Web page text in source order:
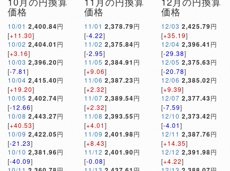
価格
10/01 2,400.84円
[+11.30]
10/02 2,404.01 円
[+3.16]
10/03 2,396.20円
[-7.81]
10/04 2,415.40円
[+19.20]
10/05 2,402.74円
[-12.66]
10/08 2,443.27円
[+40.53]
10/09 2,422.05円
[-21.23]
10/10 2,381.96円
[-40.09]
価格
11/01 2,378.79円
[-4.22]
11/02 2,375.84円
[-2.95]
11/05 2,384.91 円
[+9.06]
11/06 2,387.23円
[+2.32]
11/07 2,389.54円
[+2.32]
11/08 2,393.55円
[+4.01]
11/09 2,401.98円
[+8.43]
11/12 2,401.90円
[-0.08]
価格
12/03 2,425.79円
[+35.19]
12/04 2,396.41 円
[-29.38]
12/05 2,375.63円
[-20.78]
12/06 2,385.02円
[+9.39]
12/07 2,377.43円
[-7.59]
12/10 2,373.42円
[-4.01]
12/11 2,387.76円
[+14.35]
12/12 2,391.98円
[+4.22]